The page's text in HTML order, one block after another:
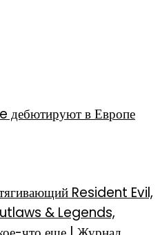
в Европе
Resident Evil,
& Legends,